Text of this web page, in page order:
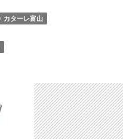
山
戦
の
チ
カターレ富山